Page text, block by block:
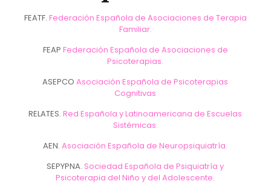
FEATF. Federación Española de Asociaciones de Terapia
Familiar.
FEAP Federación Española de Asociaciones de
Psicoterapias.
ASEPCOAsociación Española de Psicoterapias
Cognitivas
RELATES.Red Española y Latinoamericana de Escuelas
Sistémicas.
AEN.Asociación Española de Neuropsiquiatría.
SEPYPNA.Sociedad Española de Psiquiatría y
Psicoterapia del Niño y del Adolescente.